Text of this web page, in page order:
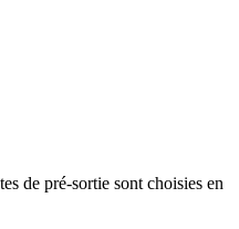
de pré-sortie sont choisies en